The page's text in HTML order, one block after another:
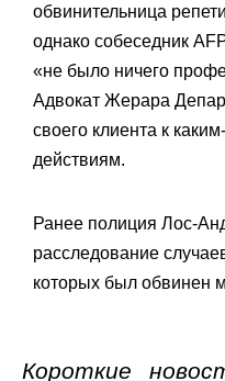
обвинительница
однако собеседник
«не было ничего
Адвокат Жерара
своего клиента к
действиям.
Ранее полиция Лос-
расследование
которых был обвинен
Короткие